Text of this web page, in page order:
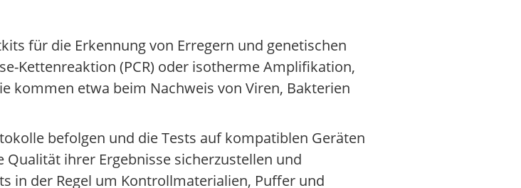
für die Erkennung von Erregern und genetischen
Kettenreaktion (PCR) oder isotherme Amplifikation,
kommen etwa beim Nachweis von Viren, Bakterien
befolgen und die Tests auf kompatiblen Geräten
ihrer Ergebnisse sicherzustellen und
in der Regel um Kontrollmaterialien, Puffer und